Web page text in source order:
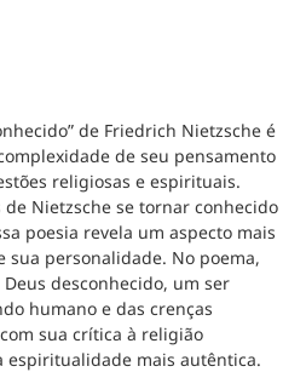
de Friedrich Nietzsche é
de seu pensamento
religiosas e espirituais.
Nietzsche se tornar conhecido
poesia revela um aspecto mais
personalidade. No poema,
desconhecido, um ser
humano e das crenças
sua crítica à religião
espiritualidade mais autêntica.